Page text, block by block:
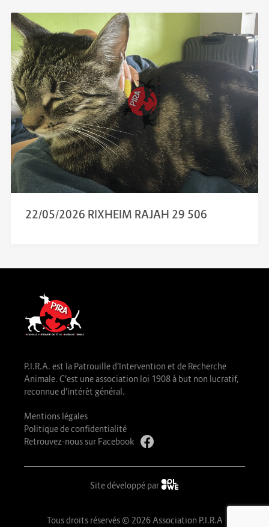
22/05/2026 RIXHEIM RAJAH 29 506
P.I.R.A. est la Patrouille d’Intervention et de Recherche
Animale. C’est une association loi 1908 à but non lucratif,
reconnue d’intérêt général.
Mentions légales
Politique de confidentialité
Retrouvez-nous sur Facebook
Site développé par
Tous droits réservés © 2026 Association P.I.R.A